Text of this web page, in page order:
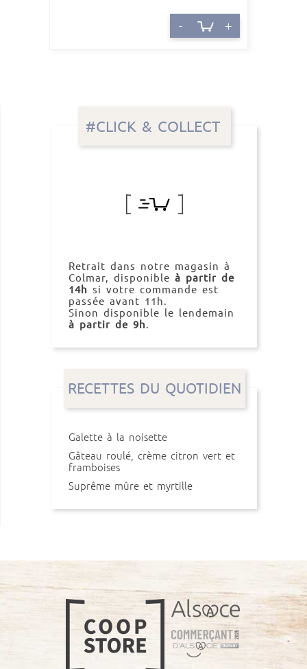
#CLICK & COLLECT
Retrait dans notre magasin à
Colmar, disponible à partir de
14h si votre commande est
passée avant 11h.
Sinon disponible le lendemain
à partir de 9h.
RECETTES DU QUOTIDIEN
Galette à la noisette
Gâteau roulé, crème citron vert et
framboises
Suprême mûre et myrtille
- +